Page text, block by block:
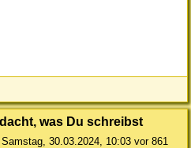
was Du schreibst
Samstag, 30.03.2024, 10:03 vor 861